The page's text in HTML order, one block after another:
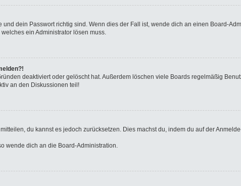
dein Passwort richtig sind. Wenn dies der Fall ist, wende dich an einen Board-
ein Administrator lösen muss.
deaktiviert oder gelöscht hat. Außerdem löschen viele Boards regelmäßig
an den Diskussionen teil!
du kannst es jedoch zurücksetzen. Dies machst du, indem du auf der
wende dich an die Board-Administration.